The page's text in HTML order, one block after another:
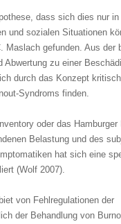
dass sich dies nur in
und sozialen Situationen
Maslach gefunden. Aus der
zu einer
durch das Konzept
Syndroms finden.
oder das Hamburger
Belastung und des
hat sich eine
(Wolf 2007).
von Fehlregulationen der
der Behandlung von